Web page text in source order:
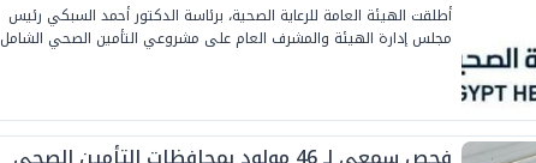
أطلقت الهيئة العامة للرعاية الصحية، برئاسة الدكتور أحمد السبكي رئيس
مجلس إدارة الهيئة والمشرف العام على مشروعي التأمين الصحي الشامل